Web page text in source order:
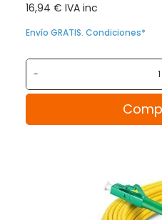
16,94 € IVA inc
Envío GRATIS. Condiciones*
-